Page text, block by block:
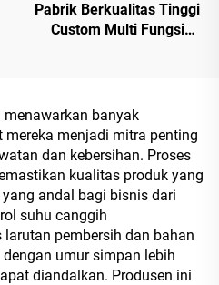
Pabrik Berkualitas Tinggi
Custom Multi Fungsi
Mencapai 99,9%
banyak
menjadi mitra penting
dan kebersihan. Proses
kualitas produk yang
andal bagi bisnis dari
suhu canggih
pembersih dan bahan
umur simpan lebih
diandalkan. Produsen ini